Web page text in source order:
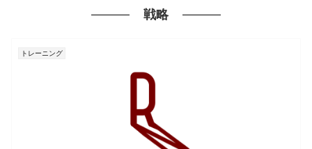
戦略
トレーニング